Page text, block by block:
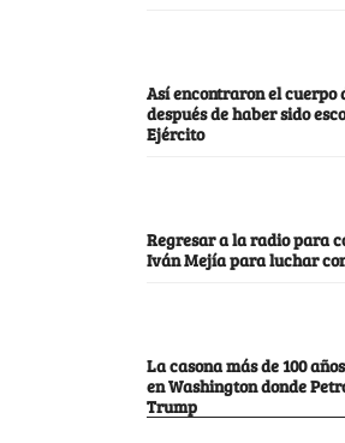
Así encontraron el cuerpo
después de haber sido
Ejército
Regresar a la radio para
Iván Mejía para luchar
La casona más de 100
en Washington donde
Trump